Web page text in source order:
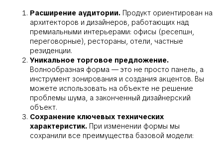
Расширение аудитории. Продукт ориентирован на
архитекторов и дизайнеров, работающих над
премиальными интерьерами: офисы (ресепшн,
переговорные), рестораны, отели, частные
резиденции.
Уникальное торговое предложение.
Волнообразная форма — это не просто панель, а
инструмент зонирования и создания акцентов. Вы
можете использовать на объекте не решение
проблемы шума, а законченный дизайнерский
объект.
Сохранение ключевых технических
характеристик. При изменении формы мы
сохранили все преимущества базовой модели: